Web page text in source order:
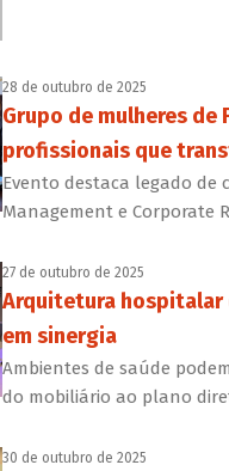
28 de outubro de 2025
Grupo de mulheres de
profissionais que
Evento destaca legado de
Management e Corporate
27 de outubro de 2025
Arquitetura hospitalar
em sinergia
Ambientes de saúde
do mobiliário ao plano
30 de outubro de 2025